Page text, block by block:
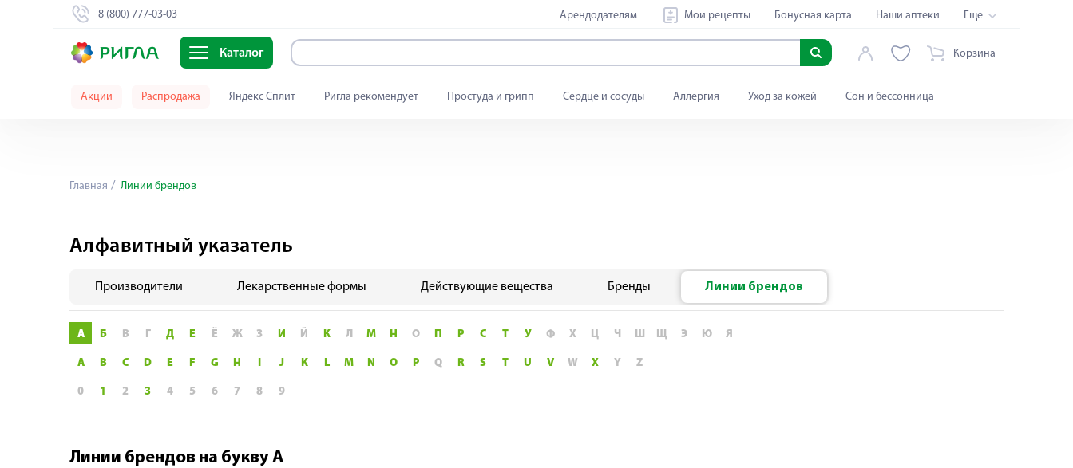
8 (800) 777-03-03 Арендодателям Мои рецепты Бонусная карта Наши аптеки Еще
Каталог Корзина
Акции Распродажа Яндекс Сплит Ригла рекомендует Простуда и грипп Сердце и сосуды Аллергия Уход за кожей Сон и бессонница
Главная Линии брендов
Алфавитный указатель
Производители Лекарственные формы Действующие вещества Бренды Линии брендов
А Б В Г Д Е Ё Ж З И Й К Л М Н О П Р С Т У Ф Х Ц Ч Ш Щ Э Ю Я
A B C D E F G H I J K L M N O P Q R S T U V W X Y Z
0 1 2 3 4 5 6 7 8 9
Линии брендов на букву А